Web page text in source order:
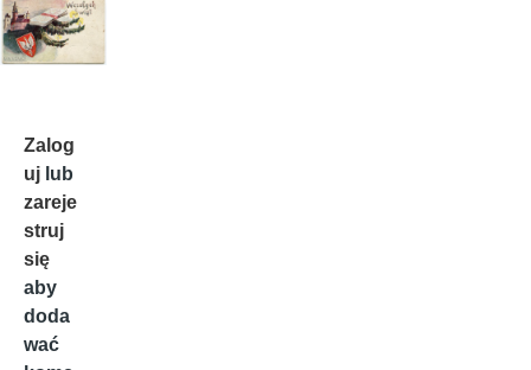
Zalog
uj lub
zareje
struj
się
aby
doda
wać